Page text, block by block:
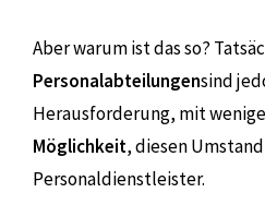
Aber warum ist das so?
Personalabteilungensind
Herausforderung, mit
Möglichkeit, diesen
Personaldienstleister.